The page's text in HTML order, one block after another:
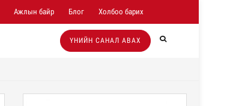
Ажлын байр Блог Холбоо барих
ҮНИЙН САНАЛ АВАХ